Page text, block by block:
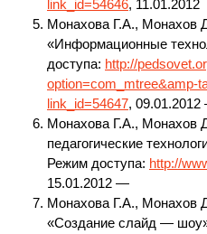
link_id=54646, 11.01.2012
Монахова Г.А., Монахов
«Информационные
доступа: http://
option=com_mtree&amp-
link_id=54647,
Монахова Г.А., Монахов
педагогические
Режим доступа: http://
15.01.2012 —
Монахова Г.А., Монахов
«Создание слайд —